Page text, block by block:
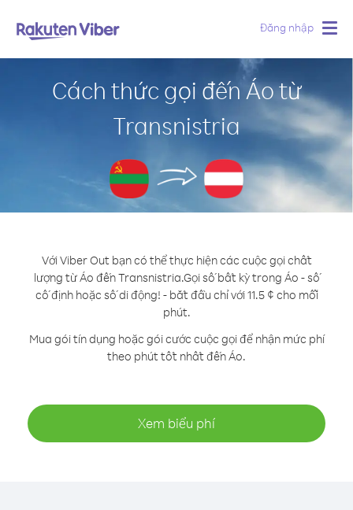
Đăng nhập
Cách thức gọi đến Áo từ
Transnistria
Với Viber Out bạn có thể thực hiện các cuộc gọi chất
lượng từ Áo đến Transnistria.Gọi số bất kỳ trong Áo - số
cố định hoặc số di động! - bắt đầu chỉ với 11.5 ¢ cho mỗi
phút.
Mua gói tín dụng hoặc gói cước cuộc gọi để nhận mức phí
theo phút tốt nhất đến Áo.
Xem biểu phí